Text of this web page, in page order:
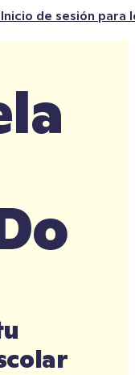
Inicio de sesión para